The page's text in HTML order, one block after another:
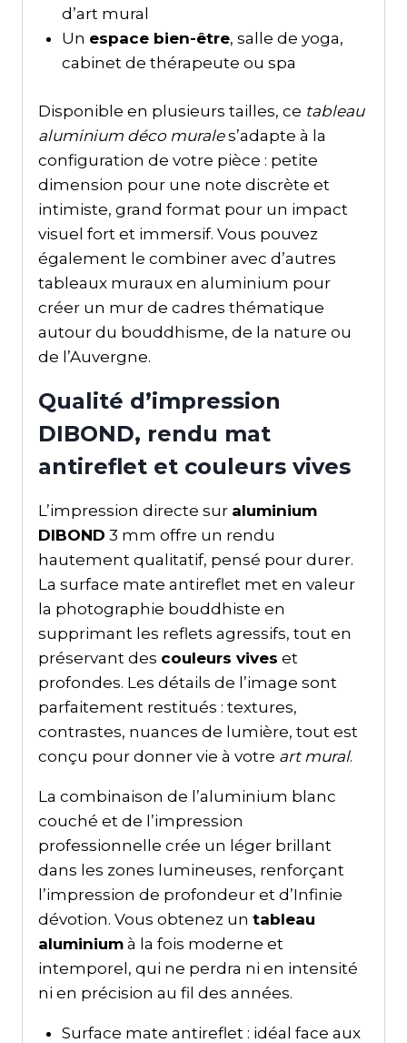
d’art mural
Un espace bien-être, salle de yoga,
cabinet de thérapeute ou spa
Disponible en plusieurs tailles, ce tableau
aluminium déco murales’adapte à la
configuration de votre pièce : petite
dimension pour une note discrète et
intimiste, grand format pour un impact
visuel fort et immersif. Vous pouvez
également le combiner avec d’autres
tableaux muraux en aluminium pour
créer un mur de cadres thématique
autour du bouddhisme, de la nature ou
de l’Auvergne.
Qualité d’impression
DIBOND, rendu mat
antireflet et couleurs vives
L’impression directe sur aluminium
DIBOND 3 mm offre un rendu
hautement qualitatif, pensé pour durer.
La surface mate antireflet met en valeur
la photographie bouddhiste en
supprimant les reflets agressifs, tout en
préservant des couleurs vives et
profondes. Les détails de l’image sont
parfaitement restitués : textures,
contrastes, nuances de lumière, tout est
conçu pour donner vie à votre art mural.
La combinaison de l’aluminium blanc
couché et de l’impression
professionnelle crée un léger brillant
dans les zones lumineuses, renforçant
l’impression de profondeur et d’Infinie
dévotion. Vous obtenez un tableau
aluminium à la fois moderne et
intemporel, qui ne perdra ni en intensité
ni en précision au fil des années.
Surface mate antireflet : idéal face aux